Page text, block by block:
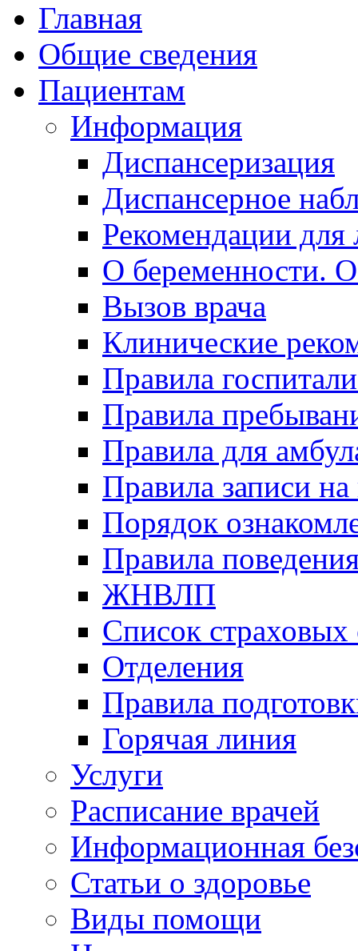
Главная
Общие сведения
Пациентам
Информация
Диспансеризация
Диспансерное
Рекомендации для
О беременности.
Вызов врача
Клинические
Правила
Правила
Правила для
Правила записи
Порядок
Правила
ЖНВЛП
Список страховых
Отделения
Правила
Горячая линия
Услуги
Расписание врачей
Информационная
Статьи о здоровье
Виды помощи